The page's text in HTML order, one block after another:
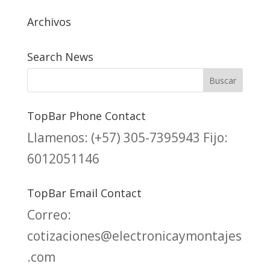
Archivos
Search News
TopBar Phone Contact
Llamenos: (+57) 305-7395943 Fijo:
6012051146
TopBar Email Contact
Correo:
cotizaciones@electronicaymontajes
.com